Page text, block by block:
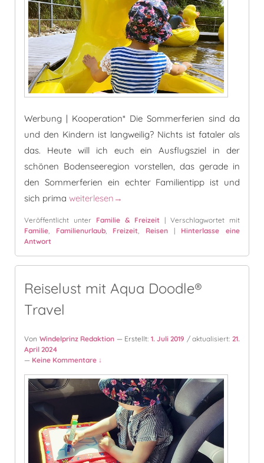
Werbung | Kooperation* Die Sommerferien sind da
und den Kindern ist langweilig? Nichts ist fataler als
das. Heute will ich euch ein Ausflugsziel in der
schönen Bodenseeregion vorstellen, das gerade in
den Sommerferien ein echter Familientipp ist und
sich primaRavensburger Spieleland – Ein Ausflugstipp mit
weiterlesen →
Veröffentlicht unter Familie & Freizeit | Verschlagwortet mit
Familie
Familienurlaub, Freizeit Reisen | Hinterlasse eine
Antwort
Reiselust mit Aqua Doodle®
Travel
Von Windelprinz Redaktion — Erstellt: 1. Juli 2019 / aktualisiert: 21.
April 2024
— Keine Kommentare ↓